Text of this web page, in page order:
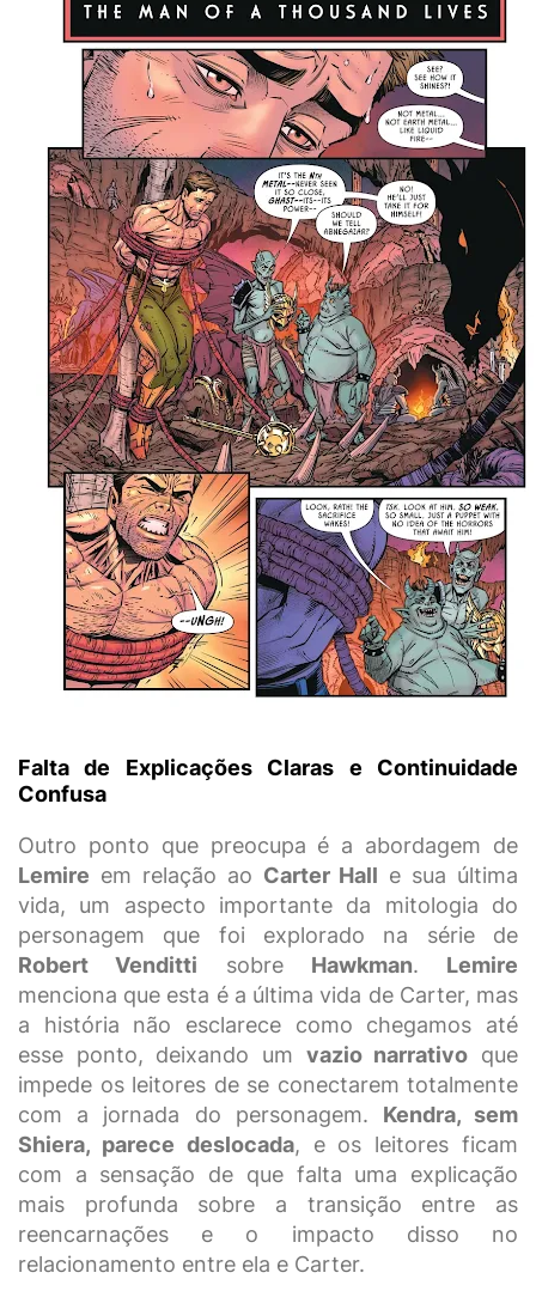
Falta de Explicações Claras e Continuidade
Confusa
Outro ponto que preocupa é a abordagem de
Lemire em relação ao Carter Hall e sua última
vida, um aspecto importante da mitologia do
personagem que foi explorado na série de
Robert Venditti sobre Hawkman. Lemire
menciona que esta é a última vida de Carter, mas
a história não esclarece como chegamos até
esse ponto, deixando um vazio narrativo que
impede os leitores de se conectarem totalmente
com a jornada do personagem. Kendra, sem
Shiera, parece deslocada, e os leitores ficam
com a sensação de que falta uma explicação
mais profunda sobre a transição entre as
reencarnações e o impacto disso no
relacionamento entre ela e Carter.